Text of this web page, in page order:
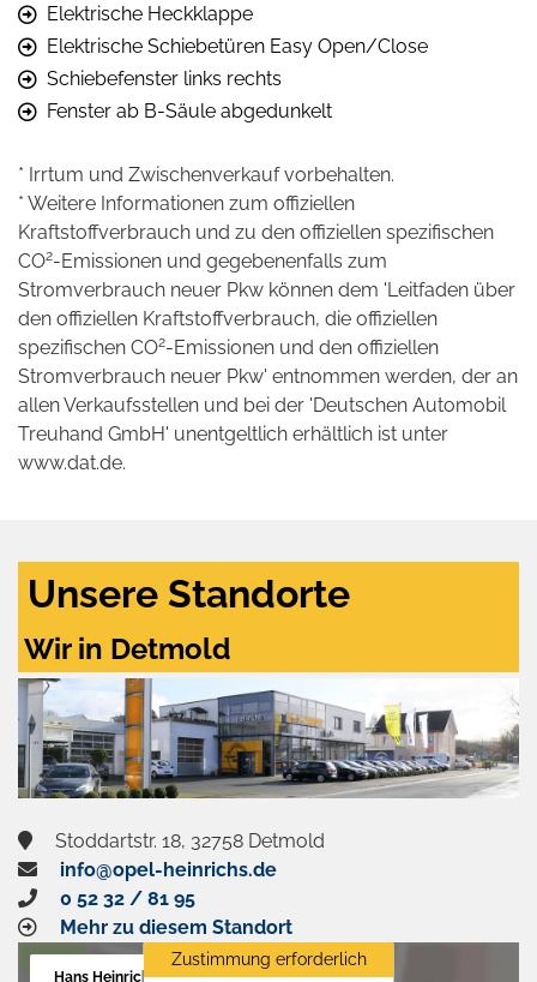
Elektrische Heckklappe
Elektrische Schiebetüren Easy Open/Close
Schiebefenster links rechts
Fenster ab B-Säule abgedunkelt
* Irrtum und Zwischenverkauf vorbehalten.
* Weitere Informationen zum offiziellen
Kraftstoffverbrauch und zu den offiziellen spezifischen
CO2-Emissionen und gegebenenfalls zum
Stromverbrauch neuer Pkw können dem 'Leitfaden über
den offiziellen Kraftstoffverbrauch, die offiziellen
spezifischen CO2-Emissionen und den offiziellen
Stromverbrauch neuer Pkw' entnommen werden, der an
allen Verkaufsstellen und bei der 'Deutschen Automobil
Treuhand GmbH' unentgeltlich erhältlich ist unter
www.dat.de.
Unsere Standorte
Wir in Detmold
Stoddartstr. 18, 32758 Detmold
info@opel-heinrichs.de
0 52 32 / 81 95
Mehr zu diesem Standort
Hans Heinrichs GmbH
Zustimmung erforderlich